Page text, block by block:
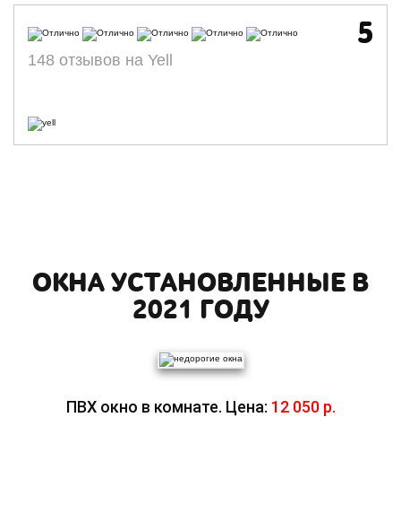
5
148 отзывов на Yell
ОКНА УСТАНОВЛЕННЫЕ В
2021 ГОДУ
ПВХ окно в комнате. Цена: 12 050 р.